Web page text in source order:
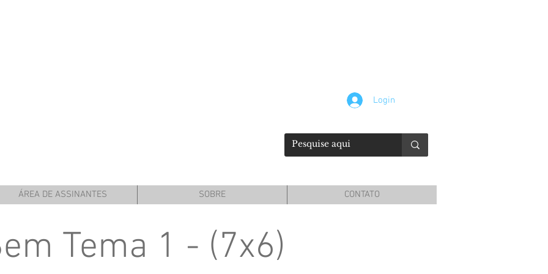
Login
ÁREA DE ASSINANTES SOBRE CONTATO
Tema 1 - (7x6)